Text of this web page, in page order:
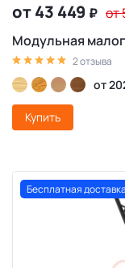
от 43 449 ₽ от
Модульная
2 отзыва
от
Купить
Бесплатная доставка